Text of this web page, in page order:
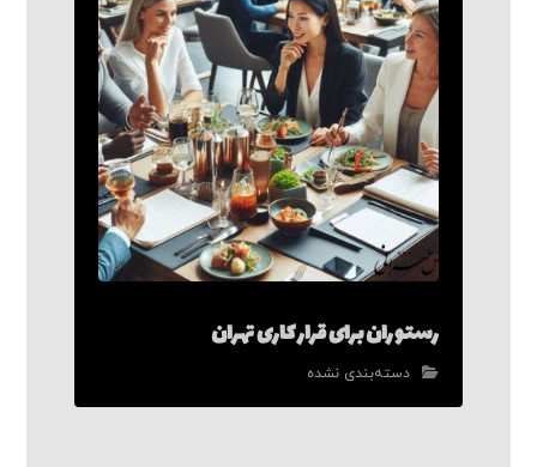
رستوران برای قرار کاری تهران
دسته‌بندی نشده